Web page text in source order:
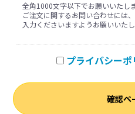
全角1000文字以下でお願いいたしま
ご注文に関するお問い合わせには
入力くださいますようお願いいたし
プライバシーポ
確認ペ